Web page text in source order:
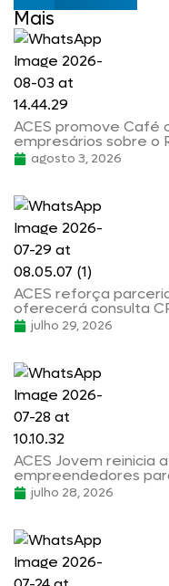
Mais
ACES promove Café
empresários sobre o
agosto 3, 2026
ACES reforça
oferecerá consulta
julho 29, 2026
ACES Jovem reinicia
empreendedores
julho 28, 2026